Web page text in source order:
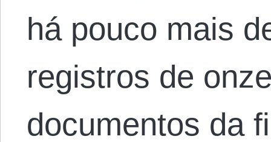
há pouco mais
registros de
documentos da